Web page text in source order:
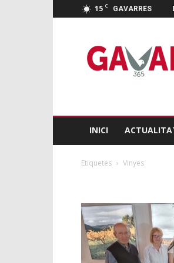
15 C GAVARRES
365
INICI
Etiquetes Vinyes